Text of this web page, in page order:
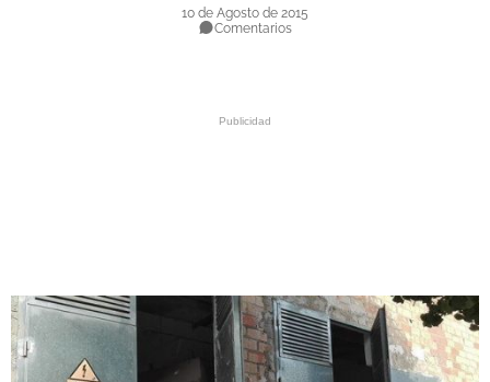
GALERÍAS
10 de Agosto de 2015
Comentarios